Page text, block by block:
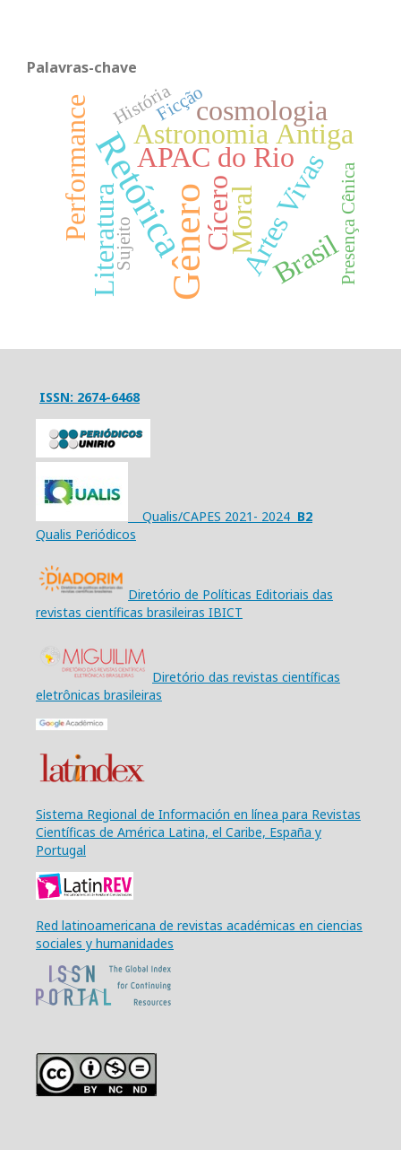
Palavras-chave
Gênero
Retórica
APAC do Rio
Literatura
Astronomia Antiga
Artes Vivas
Performance CíceroMoral
cosmologia
Brasil
Ficção
História
Sujeito Presença Cênica
ISSN: 2674-6468
Qualis/CAPES 2021- 2024 B2
Qualis Periódicos
Diretório de Políticas Editoriais das
revistas científicas brasileiras IBICT
Diretório das revistas científicas
eletrônicas brasileiras
Sistema Regional de Información en línea para Revistas
Científicas de América Latina, el Caribe, España y
Portugal
Red latinoamericana de revistas académicas en ciencias
sociales y humanidades